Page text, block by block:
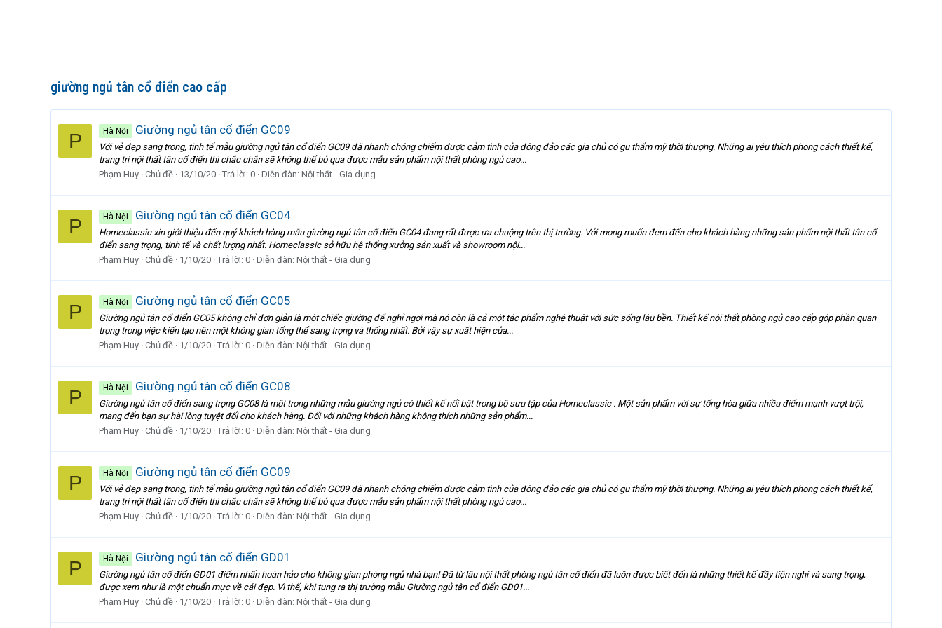
giường ngủ tân cổ điển cao cấp
P Hà Nội Giường ngủ tân cổ điển GC09
Với vẻ đẹp sang trọng, tinh tế mẫu giường ngủ tân cổ điển GC09 đã nhanh chóng chiếm được cảm tình của đông đảo các gia chủ có gu thẩm mỹ thời thượng. Những ai yêu thích phong cách thiết kế,
trang trí nội thất tân cổ điển thì chắc chắn sẽ không thể bỏ qua được mẫu sản phẩm nội thất phòng ngủ cao...
Phạm Huy Chủ đề 13/10/20 Trả lời: 0 Diễn đàn: Nội thất - Gia dụng
P Hà Nội Giường ngủ tân cổ điển GC04
Homeclassic xin giới thiệu đến quý khách hàng mẫu giường ngủ tân cổ điển GC04 đang rất được ưa chuộng trên thị trường. Với mong muốn đem đến cho khách hàng những sản phẩm nội thất tân cổ
điển sang trọng, tinh tế và chất lượng nhất. Homeclassic sở hữu hệ thống xưởng sản xuất và showroom nội...
Phạm Huy Chủ đề 1/10/20 Trả lời: 0 Diễn đàn: Nội thất - Gia dụng
P Hà Nội Giường ngủ tân cổ điển GC05
Giường ngủ tân cổ điển GC05 không chỉ đơn giản là một chiếc giường để nghỉ ngơi mà nó còn là cả một tác phẩm nghệ thuật với sức sống lâu bền. Thiết kế nội thất phòng ngủ cao cấp góp phần quan
trọng trong việc kiến tạo nên một không gian tổng thể sang trọng và thống nhất. Bởi vậy sự xuất hiện của...
Phạm Huy Chủ đề 1/10/20 Trả lời: 0 Diễn đàn: Nội thất - Gia dụng
P Hà Nội Giường ngủ tân cổ điển GC08
Giường ngủ tân cổ điển sang trọng GC08 là một trong những mẫu giường ngủ có thiết kế nổi bật trong bộ sưu tập của Homeclassic . Một sản phẩm với sự tổng hòa giữa nhiều điểm mạnh vượt trội,
mang đến bạn sự hài lòng tuyệt đối cho khách hàng. Đối với những khách hàng không thích những sản phẩm...
Phạm Huy Chủ đề 1/10/20 Trả lời: 0 Diễn đàn: Nội thất - Gia dụng
P Hà Nội Giường ngủ tân cổ điển GC09
Với vẻ đẹp sang trọng, tinh tế mẫu giường ngủ tân cổ điển GC09 đã nhanh chóng chiếm được cảm tình của đông đảo các gia chủ có gu thẩm mỹ thời thượng. Những ai yêu thích phong cách thiết kế,
trang trí nội thất tân cổ điển thì chắc chắn sẽ không thể bỏ qua được mẫu sản phẩm nội thất phòng ngủ cao...
Phạm Huy Chủ đề 1/10/20 Trả lời: 0 Diễn đàn: Nội thất - Gia dụng
P Hà Nội Giường ngủ tân cổ điển GD01
Giường ngủ tân cổ điển GD01 điểm nhấn hoàn hảo cho không gian phòng ngủ nhà bạn! Đã từ lâu nội thất phòng ngủ tân cổ điển đã luôn được biết đến là những thiết kế đầy tiện nghi và sang trọng,
được xem như là một chuẩn mực về cái đẹp. Vì thế, khi tung ra thị trường mẫu Giường ngủ tân cổ điển GD01...
Phạm Huy Chủ đề 1/10/20 Trả lời: 0 Diễn đàn: Nội thất - Gia dụng